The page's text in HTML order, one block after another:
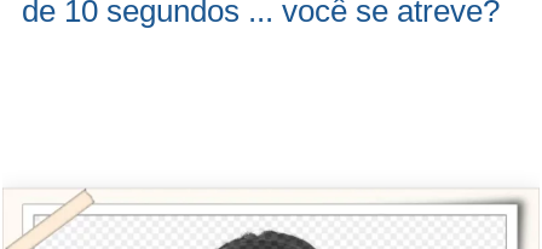
de 10 segundos ... você se atreve?